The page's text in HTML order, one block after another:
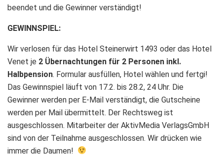
beendet und die Gewinner verständigt!
GEWINNSPIEL:
Wir verlosen für das Hotel Steinerwirt 1493 oder das Hotel
Venet je 2 Übernachtungen für 2 Personen inkl.
Halbpension. Formular ausfüllen, Hotel wählen und fertgi!
Das Gewinnspiel läuft von 17.2. bis 28.2, 24 Uhr. Die
Gewinner werden per E-Mail verständigt, die Gutscheine
werden per Mail übermittelt. Der Rechtsweg ist
ausgeschlossen. Mitarbeiter der AktivMedia VerlagsGmbH
sind von der Teilnahme ausgeschlossen. Wir drücken wie
immer die Daumen!